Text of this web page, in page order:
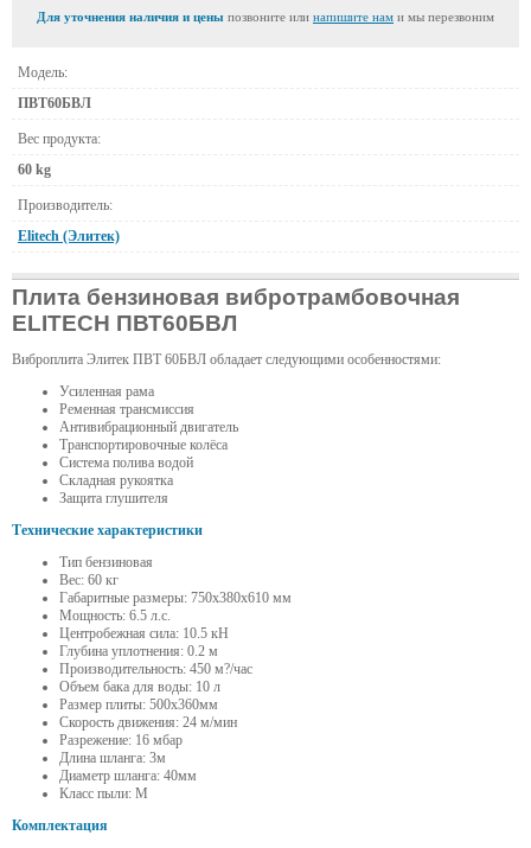
Для уточнения наличия и цены позвоните или напишите нам и мы перезвоним
Модель:
ПВТ60БВЛ
Вес продукта:
60 kg
Производитель:
Elitech (Элитек)
Плита бензиновая вибротрамбовочная
ELITECH ПВТ60БВЛ
Виброплита Элитек ПВТ 60БВЛ обладает следующими особенностями:
Усиленная рама
Ременная трансмиссия
Антивибрационный двигатель
Транспортировочные колёса
Система полива водой
Складная рукоятка
Защита глушителя
Технические характеристики
Тип бензиновая
Вес: 60 кг
Габаритные размеры: 750х380х610 мм
Мощность: 6.5 л.с.
Центробежная сила: 10.5 кН
Глубина уплотнения: 0.2 м
Производительность: 450 м?/час
Объем бака для воды: 10 л
Размер плиты: 500х360мм
Скорость движения: 24 м/мин
Разрежение: 16 мбар
Длина шланга: 3м
Диаметр шланга: 40мм
Класс пыли: М
Комплектация